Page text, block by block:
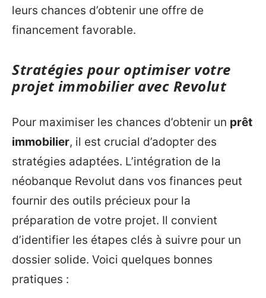
leurs chances d’obtenir une offre de
financement favorable.
Stratégies pour optimiser votre
projet immobilier avec Revolut
Pour maximiser les chances d’obtenir un prêt
immobilier, il est crucial d’adopter des
stratégies adaptées. L’intégration de la
néobanque Revolut dans vos finances peut
fournir des outils précieux pour la
préparation de votre projet. Il convient
d’identifier les étapes clés à suivre pour un
dossier solide. Voici quelques bonnes
pratiques :